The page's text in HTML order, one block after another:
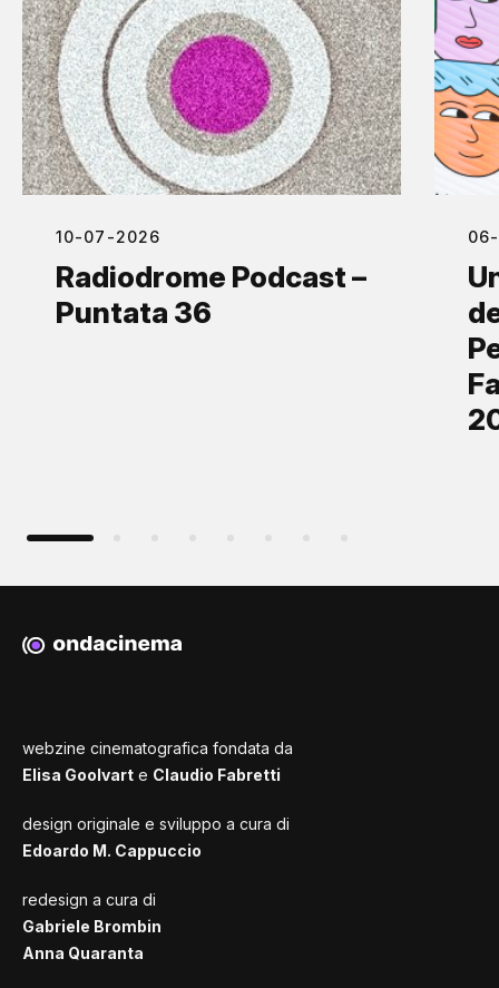
10-07-2026
Radiodrome Podcast –
Puntata 36
webzine cinematografica fondata da
Elisa Goolvart e Claudio Fabretti
design originale e sviluppo a cura di
Edoardo M. Cappuccio
redesign a cura di
Gabriele Brombin
Anna Quaranta